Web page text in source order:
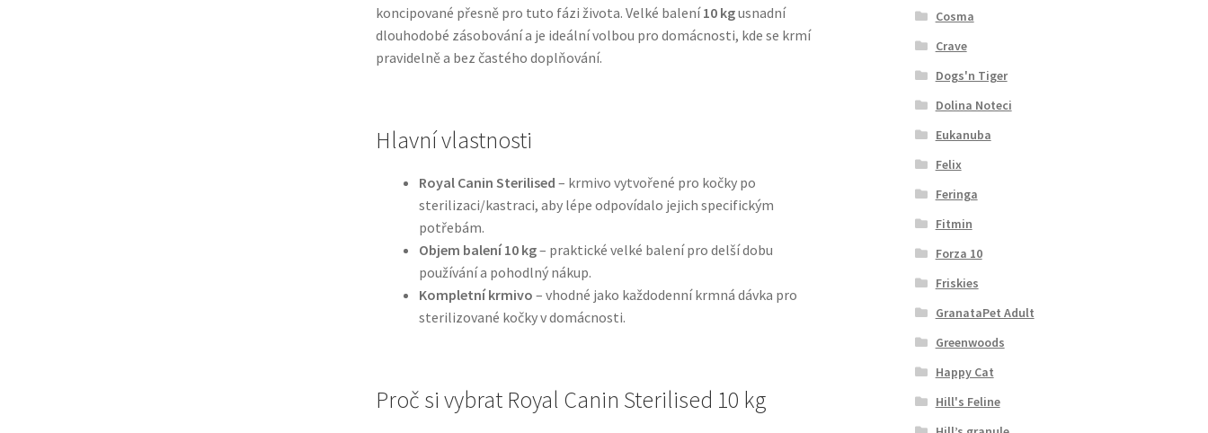
koncipované přesně pro tuto fázi života. Velké balení10 kgusnadní
dlouhodobé zásobování a je ideální volbou pro domácnosti, kde se krmí
pravidelně a bez častého doplňování.
Hlavní vlastnosti
Royal Canin Sterilised – krmivo vytvořené pro kočky po
sterilizaci/kastraci, aby lépe odpovídalo jejich specifickým
potřebám.
Objem balení 10 kg– praktické velké balení pro delší dobu
používání a pohodlný nákup.
Kompletní krmivo – vhodné jako každodenní krmná dávka pro
sterilizované kočky v domácnosti.
Proč si vybrat Royal Canin Sterilised 10 kg
Cosma
Crave
Dogs'n Tiger
Dolina Noteci
Eukanuba
Felix
Feringa
Fitmin
Forza 10
Friskies
GranataPet Adult
Greenwoods
Happy Cat
Hill's Feline